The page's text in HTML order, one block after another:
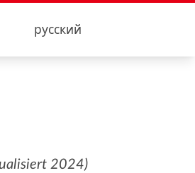
русский
2024)